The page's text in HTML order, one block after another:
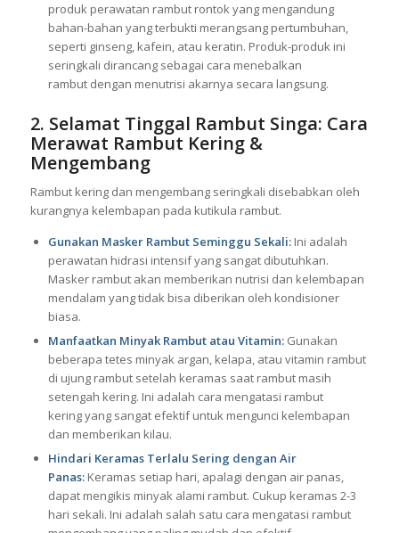
produk perawatan rambut rontok yang mengandung
bahan-bahan yang terbukti merangsang pertumbuhan,
seperti ginseng, kafein, atau keratin. Produk-produk ini
seringkali dirancang sebagai cara menebalkan
rambut dengan menutrisi akarnya secara langsung.
2. Selamat Tinggal Rambut Singa: Cara
Merawat Rambut Kering &
Mengembang
Rambut kering dan mengembang seringkali disebabkan oleh
kurangnya kelembapan pada kutikula rambut.
Gunakan Masker Rambut Seminggu Sekali:Ini adalah
perawatan hidrasi intensif yang sangat dibutuhkan.
Masker rambut akan memberikan nutrisi dan kelembapan
mendalam yang tidak bisa diberikan oleh kondisioner
biasa.
Manfaatkan Minyak Rambut atau Vitamin:Gunakan
beberapa tetes minyak argan, kelapa, atau vitamin rambut
di ujung rambut setelah keramas saat rambut masih
setengah kering. Ini adalah cara mengatasi rambut
kering yang sangat efektif untuk mengunci kelembapan
dan memberikan kilau.
Hindari Keramas Terlalu Sering dengan Air
Panas:Keramas setiap hari, apalagi dengan air panas,
dapat mengikis minyak alami rambut. Cukup keramas 2-3
hari sekali. Ini adalah salah satu cara mengatasi rambut